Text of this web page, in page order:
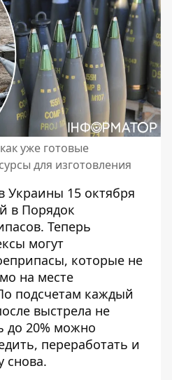
уже готовые
для изготовления
Украины 15 октября
в Порядок
Теперь
могут
которые не
на месте
подсчетам каждый
выстрела не
до 20% можно
переработать и
снова.